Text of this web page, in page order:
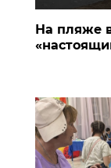
На пляже